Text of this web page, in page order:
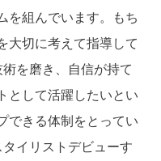
を組んでいます。もち
大切に考えて指導して
を磨き、自信が持て
として活躍したいとい
できる体制をとってい
イリストデビューす